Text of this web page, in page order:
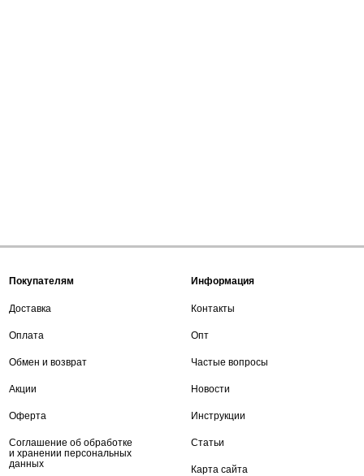
Покупателям
Доставка
Оплата
Обмен и возврат
Акции
Оферта
Соглашение об обработке
и хранении персональных
данных
Информация
Контакты
Опт
Частые вопросы
Новости
Инструкции
Статьи
Карта сайта